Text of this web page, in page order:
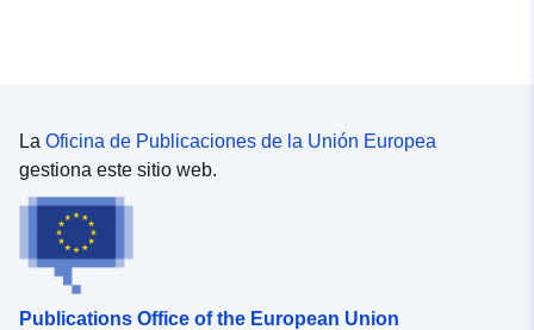
La Oficina de Publicaciones de la Unión Europea
gestiona este sitio web.
Publications Office of the European Union